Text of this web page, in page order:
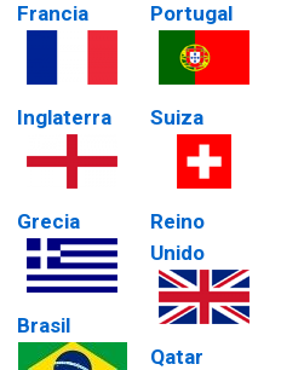
Francia
Inglaterra
Grecia
Brasil
Portugal
Suiza
Reino
Unido
Qatar